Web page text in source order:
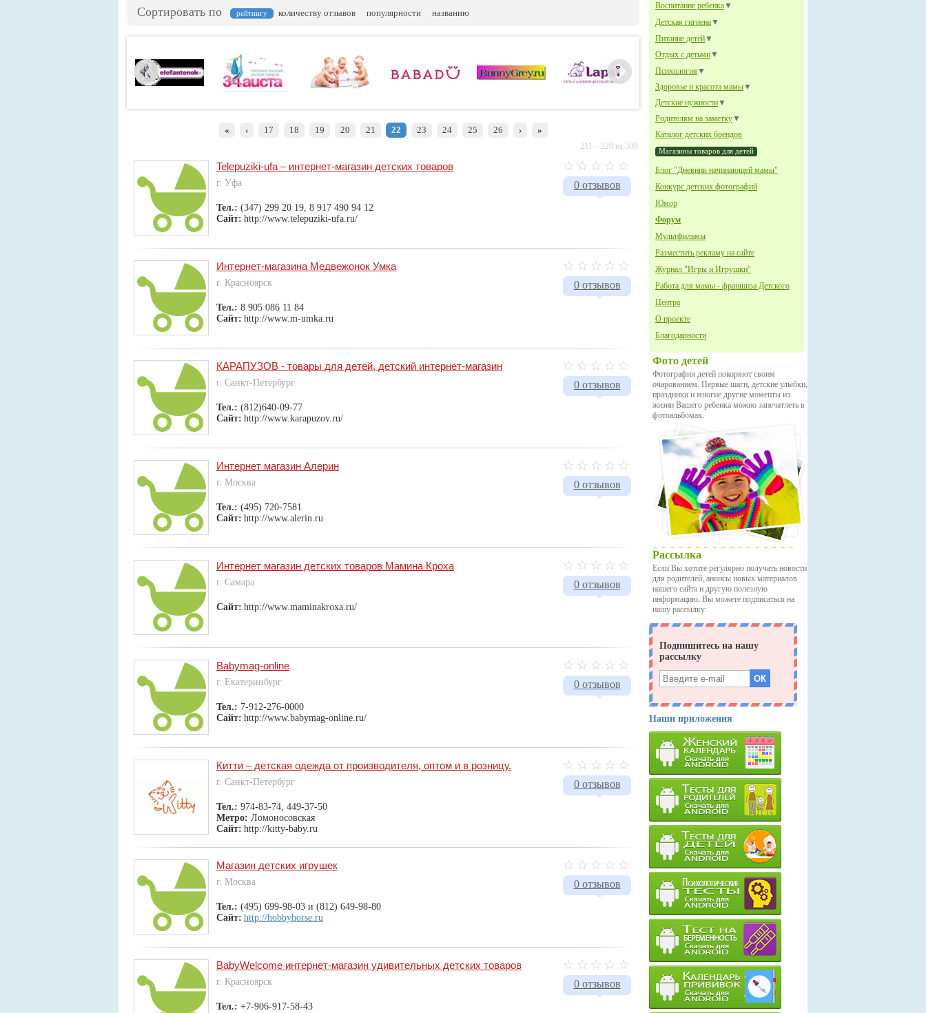
Воспитание ребенка▼
Детская гигиена▼
Питание детей▼
Отдых с детьми▼
Психология ▼
Здоровье и красота мамы▼
Детские нужности▼
Родителям на заметку▼
Каталог детских брендов
Магазины товаров для детей
Блог "Дневник начинающей мамы"
Конкурс детских фотографий
Юмор
Форум
Мультфильмы
Разместить рекламу на сайте
Журнал "Игры и Игрушки"
Работа для мамы - франшиза Детского
Центра
О проекте
Благодарности
Фото детей
Фотографии детей покоряют своим
очарованием. Первые шаги, детские улыбки,
праздники и многие другие моменты из
жизни Вашего ребенка можно запечатлеть в
фотоальбомах.
Рассылка
Если Вы хотите регулярно получать новости
для родителей, анонсы новых материалов
нашего сайта и другую полезную
информацию, Вы можете подписаться на
нашу рассылку:
Наши приложения
Сортировать по рейтингу количеству отзывов популярности названию
« ‹ 17 18 19 20 21 22 23 24 25 26 › »
211—220 из 509.
0 отзывов
Telepuziki-ufa – интернет-магазин детских товаров
г. Уфа
Тел.: (347) 299 20 19, 8 917 490 94 12
Сайт: http://www.telepuziki-ufa.ru/
0 отзывов
Интернет-магазина Медвежонок Умка
г. Красноярск
Тел.: 8 905 086 11 84
Сайт: http://www.m-umka.ru
0 отзывов
КАРАПУЗОВ - товары для детей, детский интернет-магазин
г. Санкт-Петербург
Тел.: (812)640-09-77
Сайт: http://www.karapuzov.ru/
0 отзывов
Интернет магазин Алерин
г. Москва
Тел.: (495) 720-7581
Сайт: http://www.alerin.ru
0 отзывов
Интернет магазин детских товаров Мамина Кроха
г. Самара
Сайт: http://www.maminakroxa.ru/
0 отзывов
Babymag-online
г. Екатеринбург
Тел.: 7-912-276-0000
Сайт: http://www.babymag-online.ru/
0 отзывов
Китти – детская одежда от производителя, оптом и в розницу.
г. Санкт-Петербург
Тел.: 974-83-74, 449-37-50
Метро: Ломоносовская
Сайт: http://kitty-baby.ru
0 отзывов
Магазин детских игрушек
г. Москва
Тел.: (495) 699-98-03 и (812) 649-98-80
Сайт: http://hobbyhorse.ru
0 отзывов
BabyWelcome интернет-магазин удивительных детских товаров
г. Красноярск
Тел.: +7-906-917-58-43